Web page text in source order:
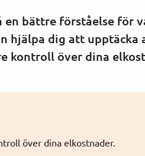
bättre förståelse för
hjälpa dig att upptäcka
kontroll över dina
över dina elkostnader.